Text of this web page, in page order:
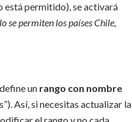
está permitido), se activará
se permiten los países Chile,
un rango con nombre
Así, si necesitas actualizar la
el rango y no cada